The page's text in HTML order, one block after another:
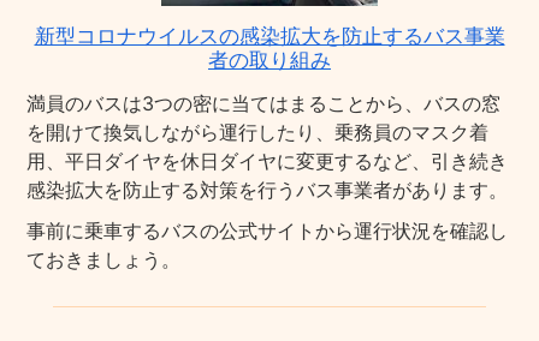
新型コロナウイルスの感染拡大を防止するバス事業
者の取り組み
満員のバスは3つの密に当てはまることから、バスの窓
を開けて換気しながら運行したり、乗務員のマスク着
用、平日ダイヤを休日ダイヤに変更するなど、引き続き
感染拡大を防止する対策を行うバス事業者があります。
事前に乗車するバスの公式サイトから運行状況を確認し
ておきましょう。